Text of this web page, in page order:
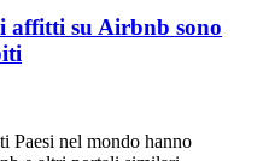
affitti su Airbnb sono
Paesi nel mondo hanno